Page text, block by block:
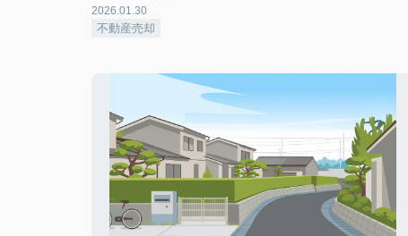
2026.01.30
不動産売却